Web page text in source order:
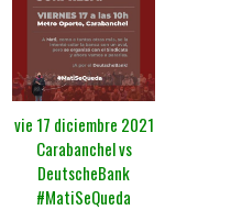
vie 17 diciembre 2021
Carabanchel vs
DeutscheBank
#MatiSeQueda